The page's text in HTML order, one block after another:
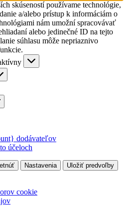
skúseností používame technológie,
a/alebo prístup k informáciám o
nám umožní spracovávať
alebo jedinečné ID na tejto
súhlasu môže nepriaznivo
dodávateľov
účeloch
Nastavenia Uložiť predvoľby
cookie